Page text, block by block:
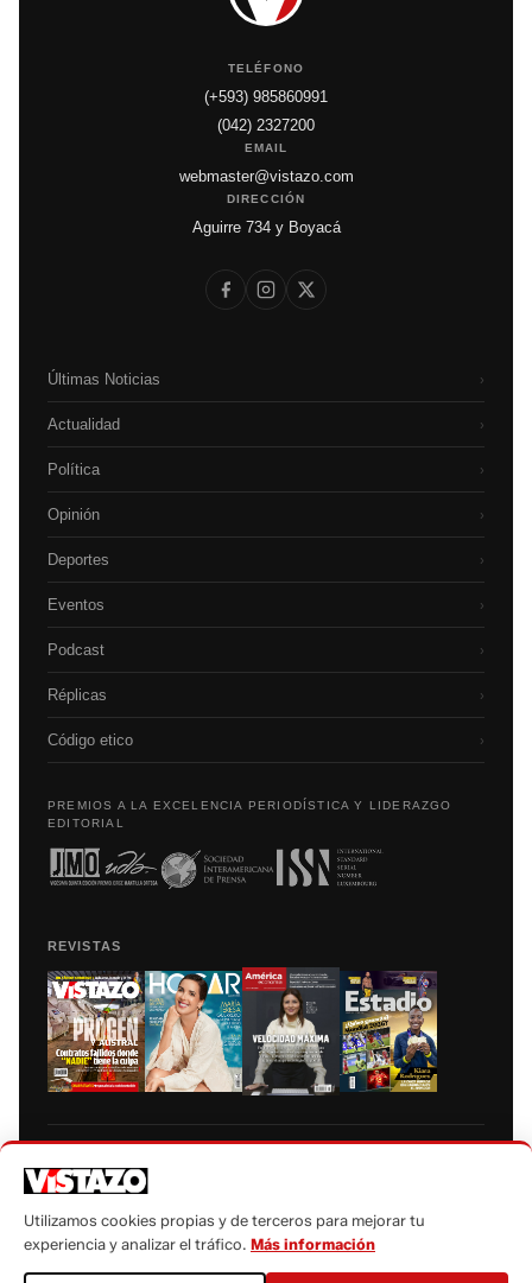
TELÉFONO
(+593) 985860991
(042) 2327200
EMAIL
webmaster@vistazo.com
DIRECCIÓN
Aguirre 734 y Boyacá
Últimas Noticias ›
Actualidad ›
Política ›
Opinión ›
Deportes ›
Eventos ›
Podcast ›
Réplicas ›
Código etico ›
PREMIOS A LA EXCELENCIA PERIODÍSTICA Y LIDERAZGO
EDITORIAL
REVISTAS
autorización escrita de su titular, de todos los contenidos de Vistazo.com.
Utilizamos cookies propias y de terceros para mejorar tu
experiencia y analizar el tráfico. Más información